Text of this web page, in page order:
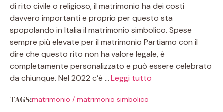
di rito civile o religioso, il matrimonio ha dei costi
davvero importanti e proprio per questo sta
spopolando in Italia il matrimonio simbolico. Spese
sempre più elevate per il matrimonio Partiamo con il
dire che questo rito non ha valore legale, è
completamente personalizzato e può essere celebrato
da chiunque. Nel 2022 c’è … Leggi tutto
TAGS:matrimonio / matrimonio simbolico